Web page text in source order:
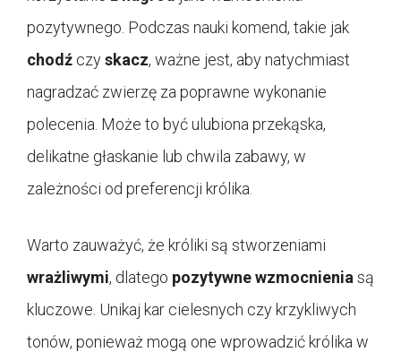
pozytywnego. Podczas nauki komend, takie jak
chodź czyskacz, ważne jest, aby natychmiast
nagradzać zwierzę za poprawne wykonanie
polecenia. Może to być ulubiona przekąska,
delikatne głaskanie lub chwila zabawy, w
zależności od preferencji królika.
Warto zauważyć, że króliki są stworzeniami
wrażliwymi, dlatego pozytywne wzmocnienia są
kluczowe. Unikaj kar cielesnych czy krzykliwych
tonów, ponieważ mogą one wprowadzić królika w